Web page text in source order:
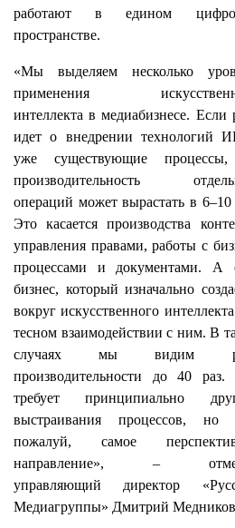
работают в едином
пространстве.
«Мы выделяем несколько
применения
интеллекта в медиабизнесе. Если
идет о внедрении технологий
уже существующие
производительность
операций может вырастать в 6–10
Это касается производства
управления правами, работы с
процессами и документами. А
бизнес, который изначально
вокруг искусственного
тесном взаимодействии с ним. В
случаях мы видим
производительности до 40 раз.
требует принципиально
выстраивания процессов, но
пожалуй, самое
направление», –
управляющий директор
Медиагруппы» Дмитрий